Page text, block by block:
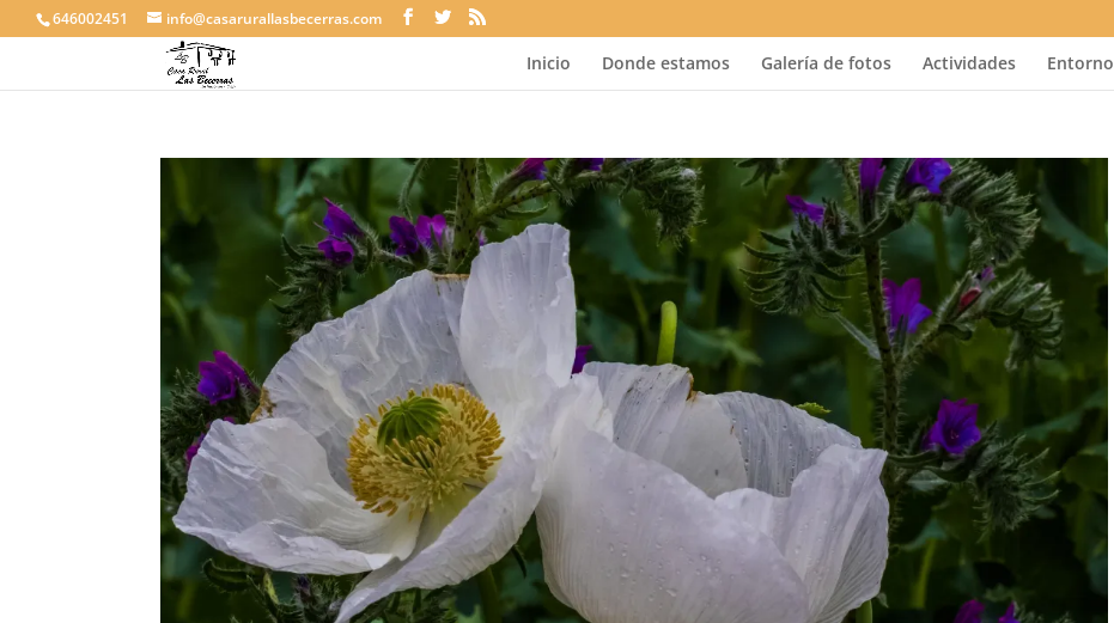
646002451 info@casarurallasbecerras.com
Inicio Donde estamos Galería de fotos Actividades Entorno